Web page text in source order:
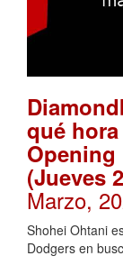
qué
Opening
(Jueves
Marzo,
Shohei Ohtani
Dodgers en